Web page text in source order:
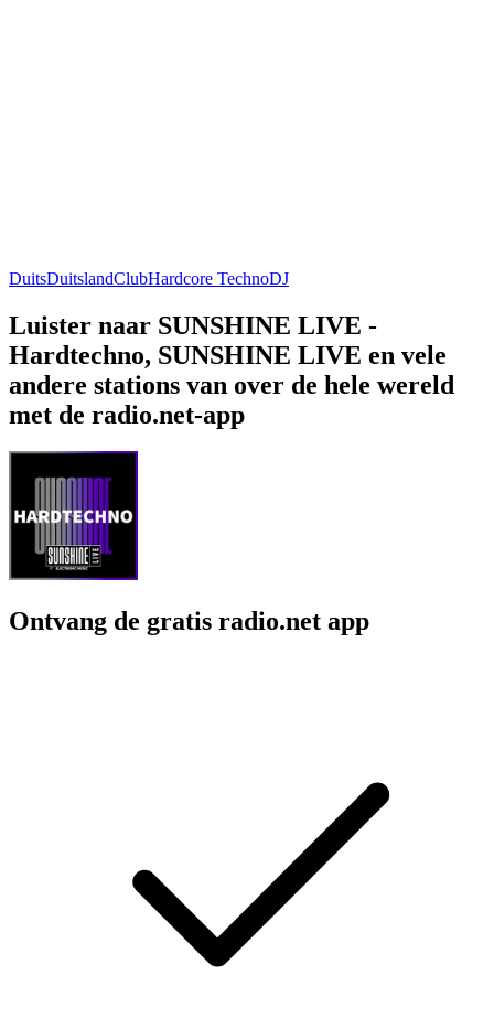
DuitsDuitslandClubHardcore TechnoDJ
Luister naar SUNSHINE LIVE -
Hardtechno, SUNSHINE LIVE en vele
andere stations van over de hele wereld
met de radio.net-app
Ontvang de gratis radio.net app